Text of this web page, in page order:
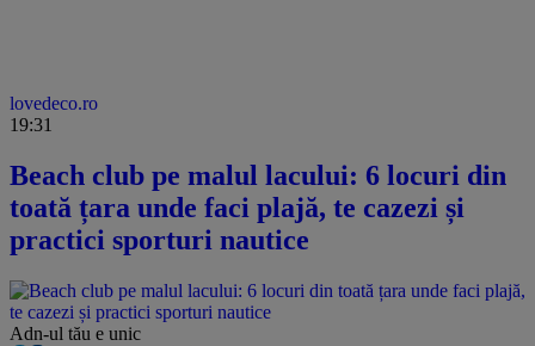
lovedeco.ro
19:31
Beach club pe malul lacului: 6 locuri din
toată țara unde faci plajă, te cazezi și
practici sporturi nautice
Adn-ul tău e unic